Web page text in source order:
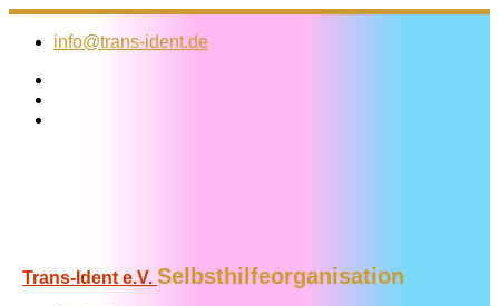
Zum
Inhalt
info@trans-ident.de
Trans-Ident e.V. Selbsthilfeorganisation